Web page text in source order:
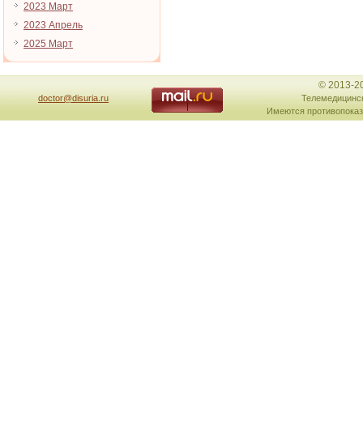
2023 Март
2023 Апрель
2025 Март
doctor@disuria.ru
© 2013-
Имеются